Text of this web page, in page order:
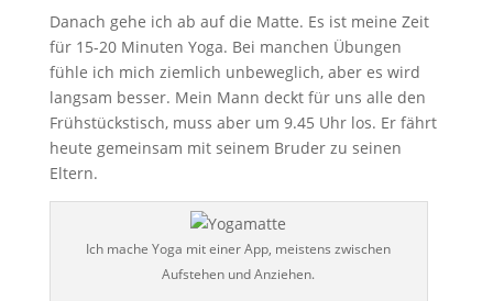
Danach gehe ich ab auf die Matte. Es ist meine Zeit
für 15-20 Minuten Yoga. Bei manchen Übungen
fühle ich mich ziemlich unbeweglich, aber es wird
langsam besser. Mein Mann deckt für uns alle den
Frühstückstisch, muss aber um 9.45 Uhr los. Er fährt
heute gemeinsam mit seinem Bruder zu seinen
Eltern.
Ich mache Yoga mit einer App, meistens zwischen
Aufstehen und Anziehen.